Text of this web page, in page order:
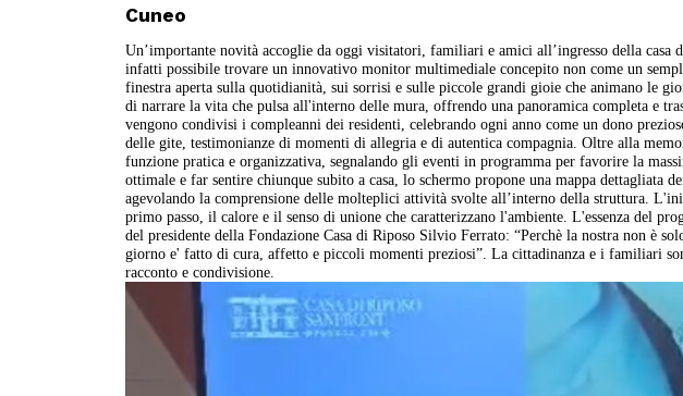
Cuneo
Un’importante novità accoglie da oggi visitatori, familiari e amici all’ingresso della
infatti possibile trovare un innovativo monitor multimediale concepito non come un
finestra aperta sulla quotidianità, sui sorrisi e sulle piccole grandi gioie che animano le
di narrare la vita che pulsa all'interno delle mura, offrendo una panoramica completa e
vengono condivisi i compleanni dei residenti, celebrando ogni anno come un dono
delle gite, testimonianze di momenti di allegria e di autentica compagnia. Oltre alla
funzione pratica e organizzativa, segnalando gli eventi in programma per favorire la
ottimale e far sentire chiunque subito a casa, lo schermo propone una mappa dettagliata
agevolando la comprensione delle molteplici attività svolte all’interno della struttura.
primo passo, il calore e il senso di unione che caratterizzano l'ambiente. L'essenza del
del presidente della Fondazione Casa di Riposo Silvio Ferrato: “Perchè la nostra non è
giorno e' fatto di cura, affetto e piccoli momenti preziosi”. La cittadinanza e i familiari
racconto e condivisione.